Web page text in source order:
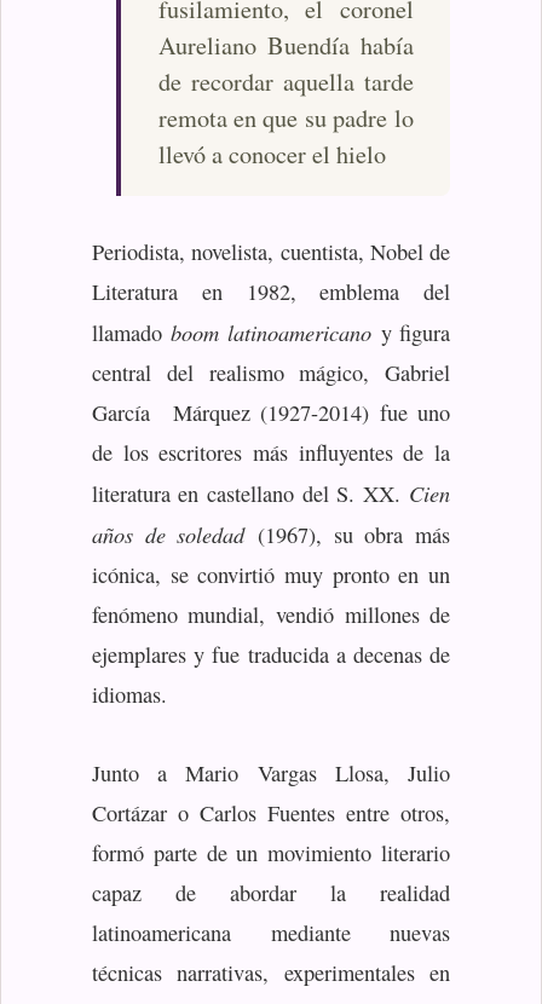
fusilamiento, el coronel
Aureliano Buendía había
de recordar aquella tarde
remota en que su padre lo
llevó a conocer el hielo
Periodista, novelista, cuentista, Nobel de
Literatura en 1982, emblema del
llamadoboom latinoamericano y figura
central del realismo mágico, Gabriel
García Márquez (1927-2014) fue uno
de los escritores más influyentes de la
literatura en castellano del S. XX. Cien
años de soledad(1967), su obra más
icónica, se convirtió muy pronto en un
fenómeno mundial, vendió millones de
ejemplares y fue traducida a decenas de
idiomas.
Junto a Mario Vargas Llosa, Julio
Cortázar o Carlos Fuentes entre otros,
formó parte de un movimiento literario
capaz de abordar la realidad
latinoamericana mediante nuevas
técnicas narrativas, experimentales en